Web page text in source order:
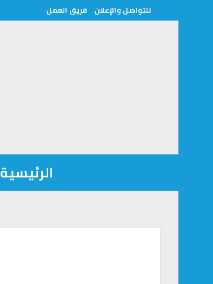
للتواصل والإعلان فريق العمل
الرئيسية